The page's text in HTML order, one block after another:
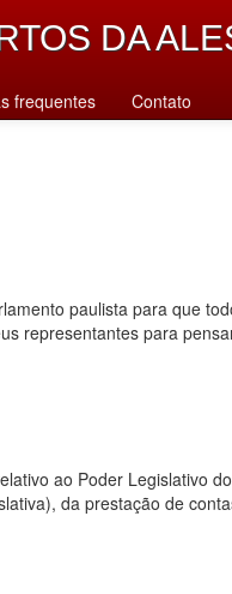
DA
frequentes Contato
paulista para que
representantes para
ao Poder Legislativo
da prestação de